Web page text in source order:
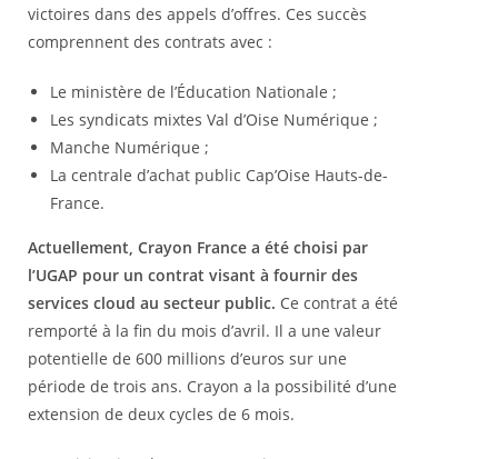
victoires dans des appels d’offres. Ces succès
comprennent des contrats avec :
Le ministère de l’Éducation Nationale ;
Les syndicats mixtes Val d’Oise Numérique ;
Manche Numérique ;
La centrale d’achat public Cap’Oise Hauts-de-
France.
Actuellement, Crayon France a été choisi par
l’UGAP pour un contrat visant à fournir des
services cloud au secteur public. Ce contrat a été
remporté à la fin du mois d’avril. Il a une valeur
potentielle de 600 millions d’euros sur une
période de trois ans. Crayon a la possibilité d’une
extension de deux cycles de 6 mois.